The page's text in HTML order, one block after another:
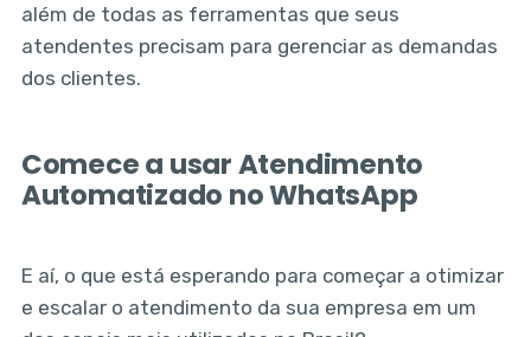
além de todas as ferramentas que seus
atendentes precisam para gerenciar as demandas
dos clientes.
Comece a usar Atendimento
Automatizado no WhatsApp
E aí, o que está esperando para começar a otimizar
e escalar o atendimento da sua empresa em um